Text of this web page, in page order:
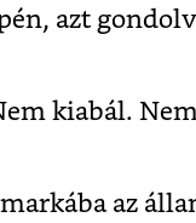
azt
kiabál.
az